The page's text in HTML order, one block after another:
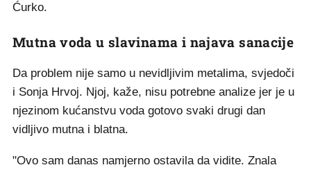
Ćurko.
Mutna voda u slavinama i najava sanacije
Da problem nije samo u nevidljivim metalima, svjedoči
i Sonja Hrvoj. Njoj, kaže, nisu potrebne analize jer je u
njezinom kućanstvu voda gotovo svaki drugi dan
vidljivo mutna i blatna.
"Ovo sam danas namjerno ostavila da vidite. Znala